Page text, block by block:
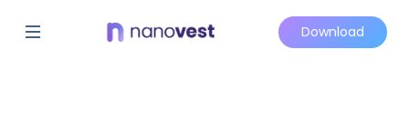
Download